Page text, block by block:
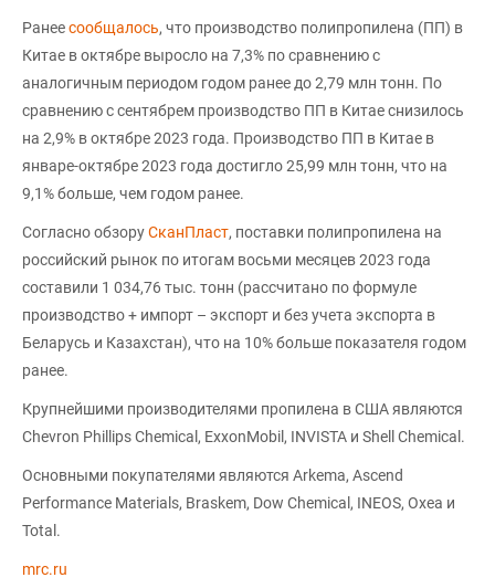
Ранеесообщалось, что производство полипропилена (ПП) в
Китае в октябре выросло на 7,3% по сравнению с
аналогичным периодом годом ранее до 2,79 млн тонн. По
сравнению с сентябрем производство ПП в Китае снизилось
на 2,9% в октябре 2023 года. Производство ПП в Китае в
январе-октябре 2023 года достигло 25,99 млн тонн, что на
9,1% больше, чем годом ранее.
Согласно обзоруСканПласт, поставки полипропилена на
российский рынок по итогам восьми месяцев 2023 года
составили 1 034,76 тыс. тонн (рассчитано по формуле
производство + импорт – экспорт и без учета экспорта в
Беларусь и Казахстан), что на 10% больше показателя годом
ранее.
Крупнейшими производителями пропилена в США являются
Chevron Phillips Chemical, ExxonMobil, INVISTA и Shell Chemical.
Основными покупателями являются Arkema, Ascend
Performance Materials, Braskem, Dow Chemical, INEOS, Oxea и
Total.
mrc.ru